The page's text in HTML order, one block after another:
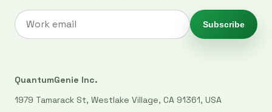
Subscribe
QuantumGenie Inc.
1979 Tamarack St, Westlake Village, CA 91361, USA